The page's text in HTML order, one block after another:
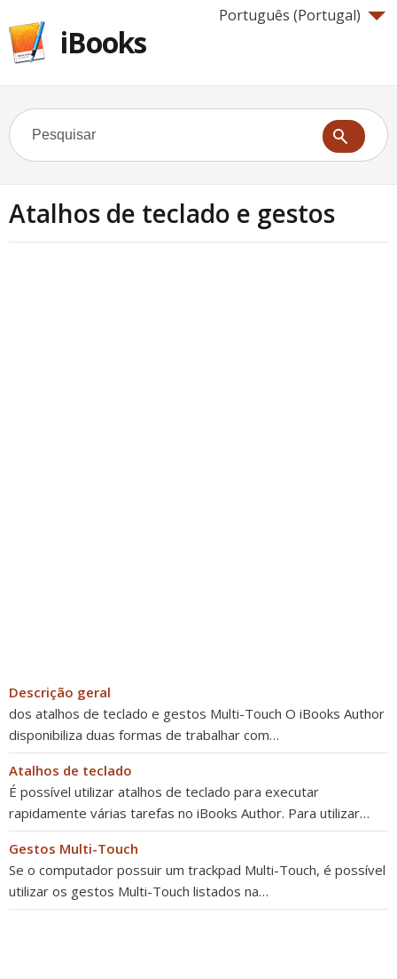
Português (Portugal)‎
iBooks
Atalhos de teclado e gestos
Descrição geral
dos atalhos de teclado e gestos Multi-Touch O iBooks Author
disponibiliza duas formas de trabalhar com…
Atalhos de teclado
É possível utilizar atalhos de teclado para executar
rapidamente várias tarefas no iBooks Author. Para utilizar…
Gestos Multi-Touch
Se o computador possuir um trackpad Multi-Touch, é possível
utilizar os gestos Multi-Touch listados na…